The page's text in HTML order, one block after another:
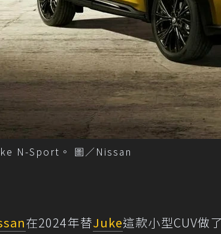
N-Sport。 圖／Nissan
在2024年替Juke這款小型CUV做